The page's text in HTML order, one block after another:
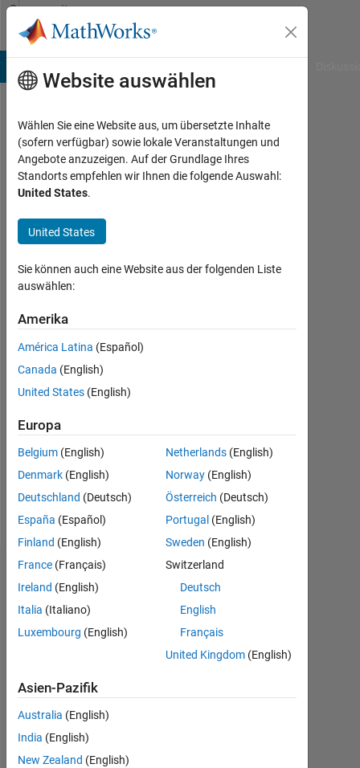
Weiter zum Inhalt
Community
Profile
Youssra
Mohemmed
Ben
University
seit
2015
Followers:
0
Following:
0
Nachricht
Master
Abzeichen
Youssra's
Abzeichen
Website auswählen
Wählen Sie eine Website aus, um übersetzte Inhalte
(sofern verfügbar) sowie lokale Veranstaltungen und
Angebote anzuzeigen. Auf der Grundlage Ihres
Standorts empfehlen wir Ihnen die folgende Auswahl:
United States.
United States
Sie können auch eine Website aus der folgenden Liste
auswählen:
Amerika
América Latina (Español)
Canada (English)
United States (English)
Europa
Belgium (English)
Denmark (English)
Deutschland (Deutsch)
España (Español)
Finland (English)
France (Français)
Ireland (English)
Italia (Italiano)
Luxembourg (English)
Netherlands (English)
Norway (English)
Österreich (Deutsch)
Portugal (English)
Sweden (English)
Switzerland
Deutsch
English
Français
United Kingdom (English)
Asien-Pazifik
Australia (English)
India (English)
New Zealand (English)